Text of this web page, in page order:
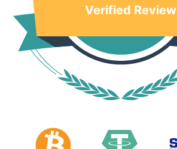
Verified